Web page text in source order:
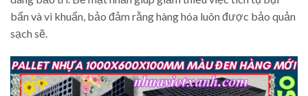
bẩn và vi khuẩn, bảo đảm rằng hàng hóa luôn được bảo quản
sạch sẽ.